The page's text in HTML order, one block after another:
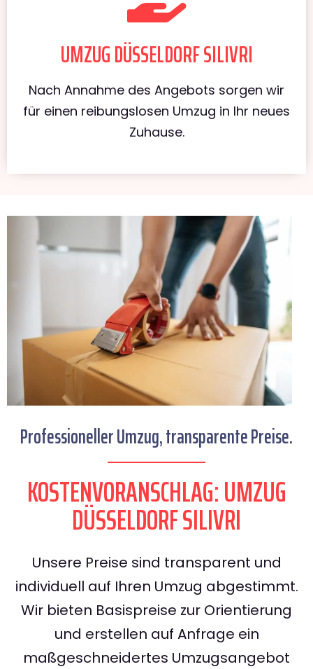
UMZUG DÜSSELDORF SILIVRI
Nach Annahme des Angebots sorgen wir
für einen reibungslosen Umzug in Ihr neues
Zuhause.
Professioneller Umzug, transparente Preise.
KOSTENVORANSCHLAG: UMZUG
DÜSSELDORF SILIVRI
Unsere Preise sind transparent und
individuell auf Ihren Umzug abgestimmt.
Wir bieten Basispreise zur Orientierung
und erstellen auf Anfrage ein
maßgeschneidertes Umzugsangebot